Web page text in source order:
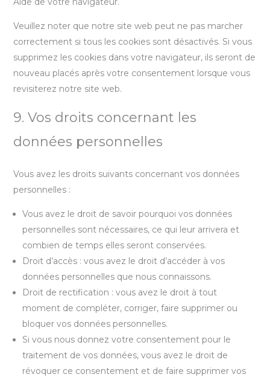
Veuillez noter que notre site web peut ne pas marcher
correctement si tous les cookies sont désactivés. Si vous
supprimez les cookies dans votre navigateur, ils seront de
nouveau placés après votre consentement lorsque vous
revisiterez notre site web.
9. Vos droits concernant les
données personnelles
Vous avez les droits suivants concernant vos données
personnelles :
Vous avez le droit de savoir pourquoi vos données
personnelles sont nécessaires, ce qui leur arrivera et
combien de temps elles seront conservées.
Droit d’accès : vous avez le droit d’accéder à vos
données personnelles que nous connaissons.
Droit de rectification : vous avez le droit à tout
moment de compléter, corriger, faire supprimer ou
bloquer vos données personnelles.
Si vous nous donnez votre consentement pour le
traitement de vos données, vous avez le droit de
révoquer ce consentement et de faire supprimer vos